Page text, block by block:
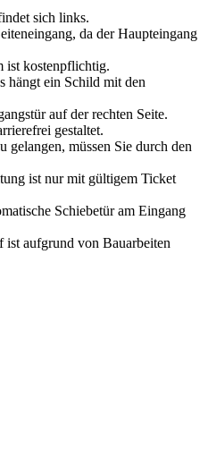
sich links.
da der Haupteingang
ist kostenpflichtig.
hängt ein Schild mit den
auf der rechten Seite.
gestaltet.
gelangen, müssen Sie durch den
ist nur mit gültigem Ticket
Schiebetür am Eingang
aufgrund von Bauarbeiten